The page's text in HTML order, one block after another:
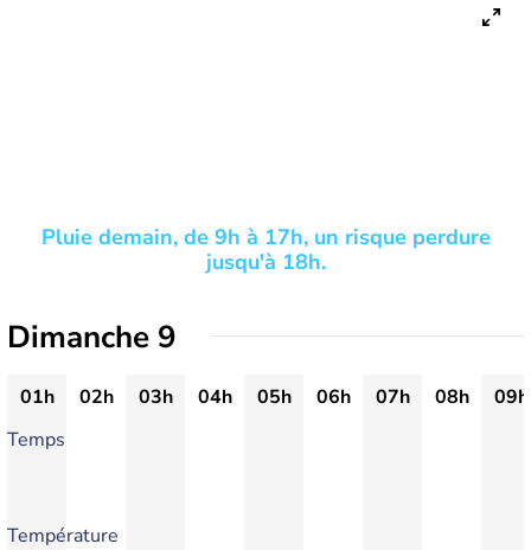
Pluie demain, de 9h à 17h, un risque perdure
jusqu'à 18h.
Dimanche 9
01h 02h 03h 04h 05h 06h 07h 08h
09h
Temps
Température